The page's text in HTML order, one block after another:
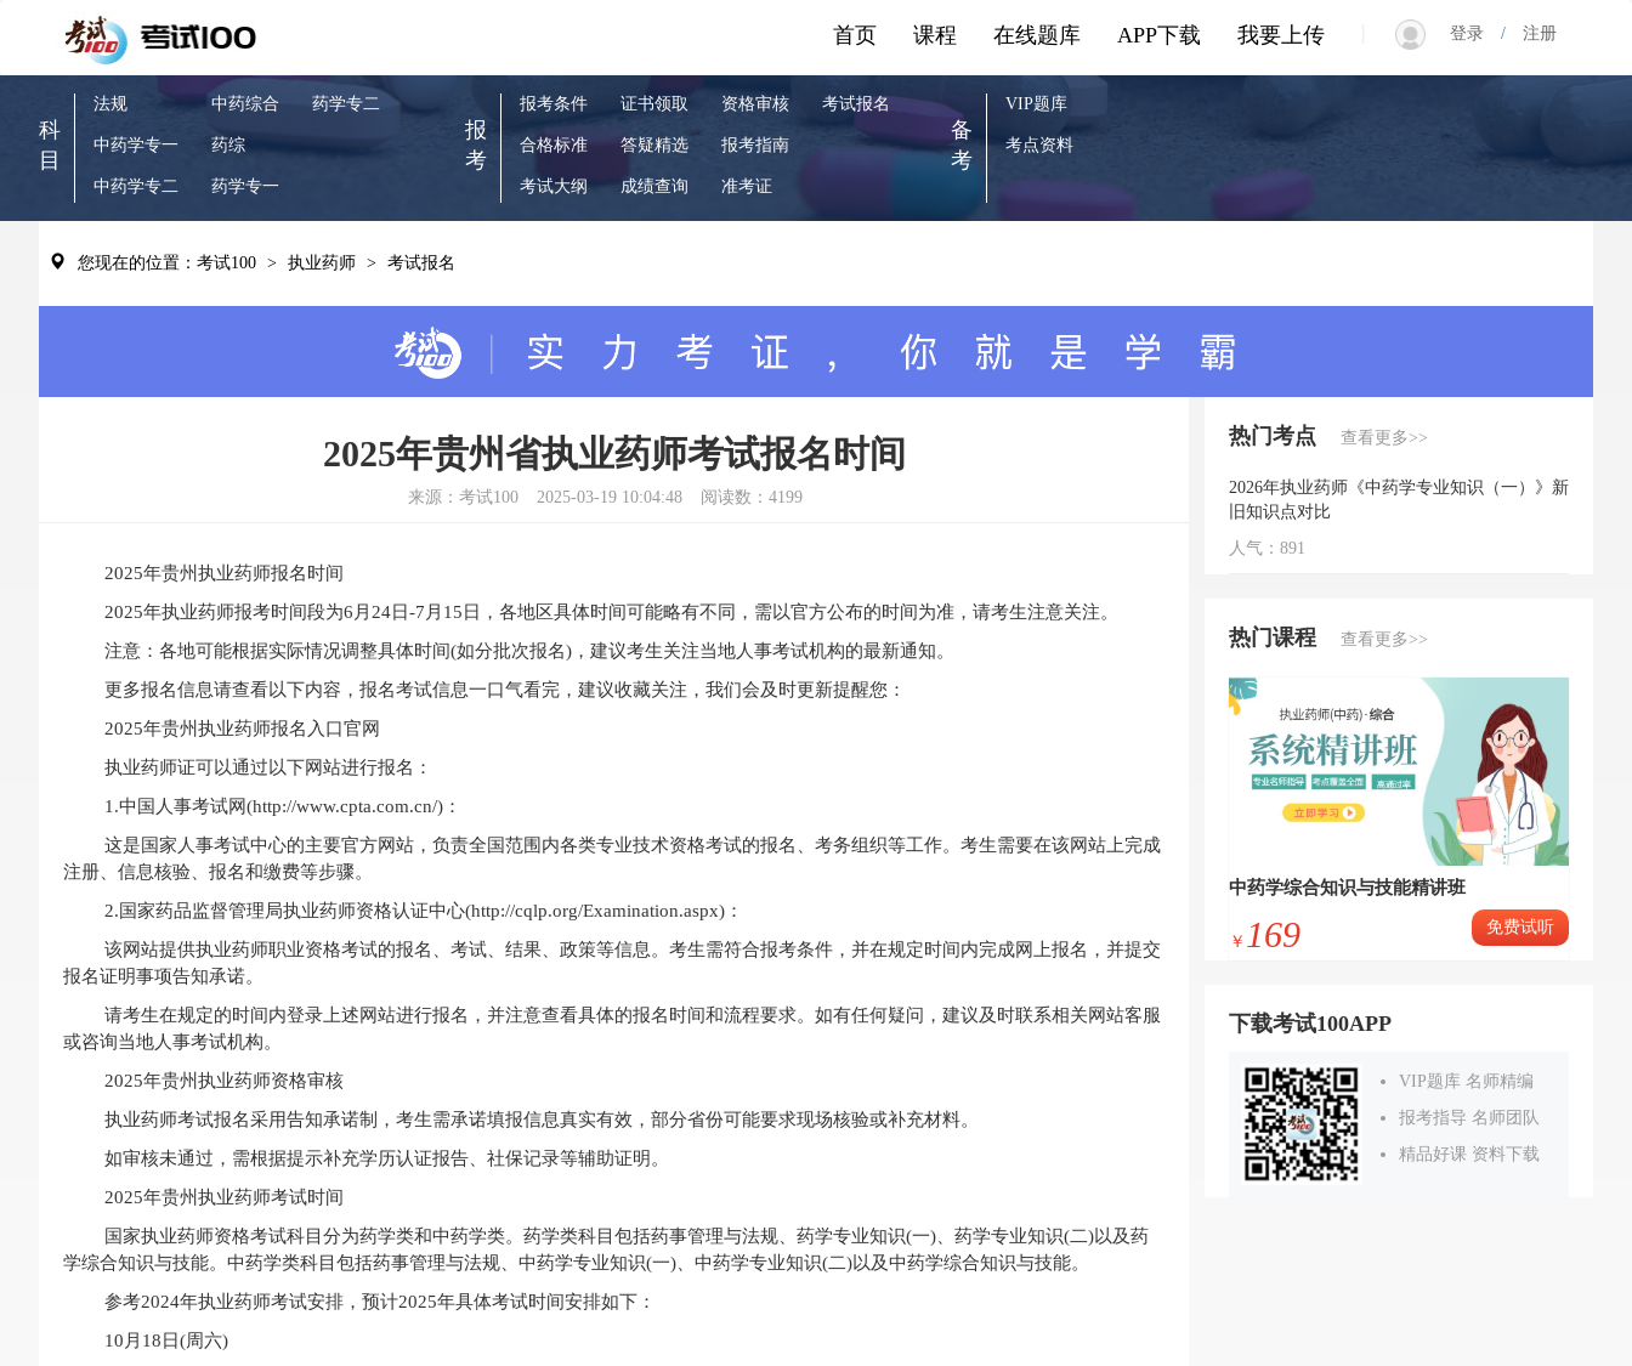
登录 / 注册
我要上传
APP下载
在线题库
课程
首页
科
目
法规
中药学专一
中药学专二
中药综合
药综
药学专一
药学专二
报
考
报考条件
合格标准
考试大纲
证书领取
答疑精选
成绩查询
资格审核
报考指南
准考证
考试报名
备
考
VIP题库
考点资料
您现在的位置：考试100 > 执业药师 > 考试报名
2025年贵州省执业药师考试报名时间
来源：考试100 2025-03-19 10:04:48 阅读数：4199
2025年贵州执业药师报名时间
2025年执业药师报考时间段为6月24日-7月15日，各地区具体时间可能略有不同，需以官方公布的时间为准，请考生注意关注。
​注意：各地可能根据实际情况调整具体时间(如分批次报名)，建议考生关注当地人事考试机构的最新通知。
更多报名信息请查看以下内容，报名考试信息一口气看完，建议收藏关注，我们会及时更新提醒您：
2025年贵州执业药师报名入口官网
执业药师证可以通过以下网站进行报名：
1.中国人事考试网(http://www.cpta.com.cn/)：
这是国家人事考试中心的主要官方网站，负责全国范围内各类专业技术资格考试的报名、考务组织等工作。考生需要在该网站上完成
注册、信息核验、报名和缴费等步骤。
2.国家药品监督管理局执业药师资格认证中心(http://cqlp.org/Examination.aspx)：
该网站提供执业药师职业资格考试的报名、考试、结果、政策等信息。考生需符合报考条件，并在规定时间内完成网上报名，并提交
报名证明事项告知承诺。
请考生在规定的时间内登录上述网站进行报名，并注意查看具体的报名时间和流程要求。如有任何疑问，建议及时联系相关网站客服
或咨询当地人事考试机构。
2025年贵州执业药师资格审核
执业药师考试报名采用告知承诺制，考生需承诺填报信息真实有效，部分省份可能要求现场核验或补充材料。
如审核未通过，需根据提示补充学历认证报告、社保记录等辅助证明。
2025年贵州执业药师考试时间
国家执业药师资格考试科目分为药学类和中药学类。药学类科目包括药事管理与法规、药学专业知识(一)、药学专业知识(二)以及药
学综合知识与技能。中药学类科目包括药事管理与法规、中药学专业知识(一)、中药学专业知识(二)以及中药学综合知识与技能。
参考2024年执业药师考试安排，预计2025年具体考试时间安排如下：
10月18日(周六)
热门考点 查看更多>>
2026年执业药师《中药学专业知识（一）》新
旧知识点对比
人气：891
热门课程 查看更多>>
中药学综合知识与技能精讲班
￥ 169 免费试听
下载考试100APP
VIP题库 名师精编
报考指导 名师团队
精品好课 资料下载